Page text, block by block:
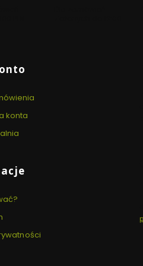
konta